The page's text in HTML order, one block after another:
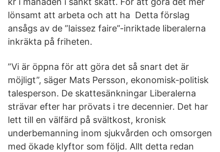
lönsamt att arbeta och att ha Detta förslag
ansågs av de ”laissez faire”-inriktade liberalerna
inkräkta på friheten.
”Vi är öppna för att göra det så snart det är
möjligt”, säger Mats Persson, ekonomisk-politisk
talesperson. De skattesänkningar Liberalerna
strävar efter har prövats i tre decennier. Det har
lett till en välfärd på svältkost, kronisk
underbemanning inom sjukvården och omsorgen
med ökade klyftor som följd. Allt detta redan